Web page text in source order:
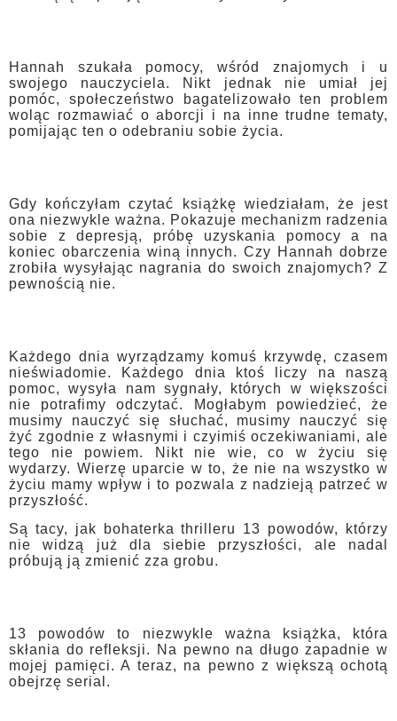
Hannah szukała pomocy, wśród znajomych i u
swojego nauczyciela. Nikt jednak nie umiał jej
pomóc, społeczeństwo bagatelizowało ten problem
woląc rozmawiać o aborcji i na inne trudne tematy,
pomijając ten o odebraniu sobie życia.
Gdy kończyłam czytać książkę wiedziałam, że jest
ona niezwykle ważna. Pokazuje mechanizm radzenia
sobie z depresją, próbę uzyskania pomocy a na
koniec obarczenia winą innych. Czy Hannah dobrze
zrobiła wysyłając nagrania do swoich znajomych? Z
pewnością nie.
Każdego dnia wyrządzamy komuś krzywdę, czasem
nieświadomie. Każdego dnia ktoś liczy na naszą
pomoc, wysyła nam sygnały, których w większości
nie potrafimy odczytać. Mogłabym powiedzieć, że
musimy nauczyć się słuchać, musimy nauczyć się
żyć zgodnie z własnymi i czyimiś oczekiwaniami, ale
tego nie powiem. Nikt nie wie, co w życiu się
wydarzy. Wierzę uparcie w to, że nie na wszystko w
życiu mamy wpływ i to pozwala z nadzieją patrzeć w
przyszłość.
Są tacy, jak bohaterka thrilleru 13 powodów, którzy
nie widzą już dla siebie przyszłości, ale nadal
próbują ją zmienić zza grobu.
13 powodów to niezwykle ważna książka, która
skłania do refleksji. Na pewno na długo zapadnie w
mojej pamięci. A teraz, na pewno z większą ochotą
obejrzę serial.